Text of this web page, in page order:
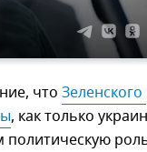
что Зеленского
, как только
политическую